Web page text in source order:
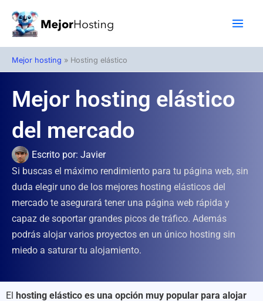
contenido
Mejor hosting » Hosting elástico
Mejor hosting elástico
del mercado
Escrito por: Javier
Si buscas el máximo rendimiento para tu página web, sin
duda elegir uno de los mejores hosting elásticos del
mercado te asegurará tener una página web rápida y
capaz de soportar grandes picos de tráfico. Además
podrás alojar varios proyectos en un único hosting sin
miedo a saturar tu alojamiento.
El hosting elástico es una opción muy popular para alojar